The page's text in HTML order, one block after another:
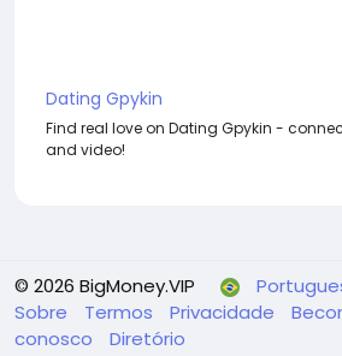
Dating Gpykin
Find real love on Dating Gpykin -
and video!
© 2026 BigMoney.VIP
Sobre
Termos Privacidade
conosco
Diretório